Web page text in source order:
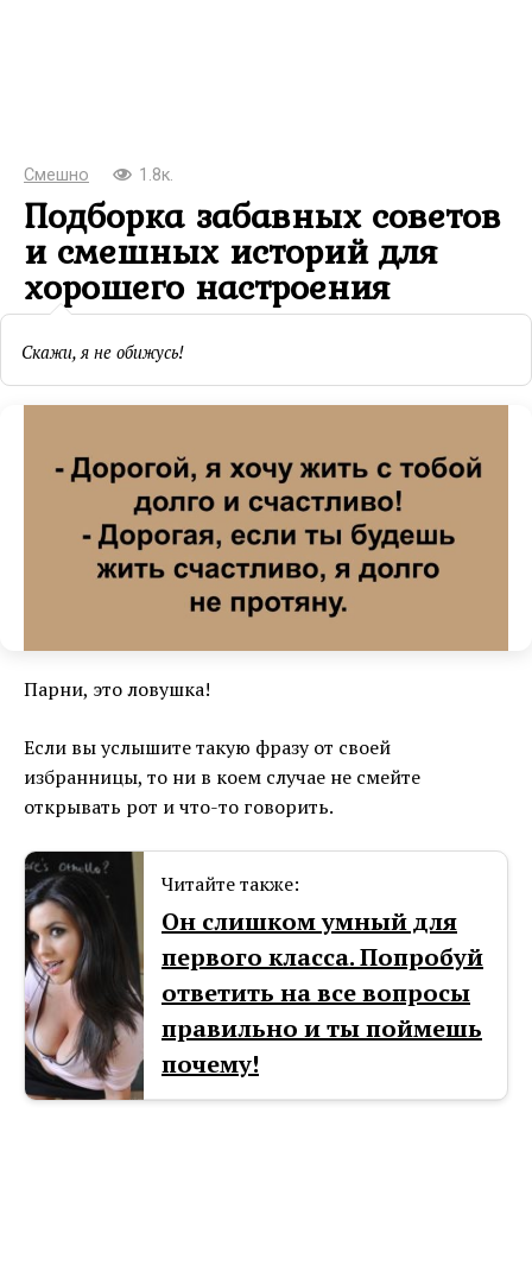
Смешно 1.8к.
Подборка забавных советов
и смешных историй для
хорошего настроения
Скажи, я не обижусь!
Парни, это ловушка!
Если вы услышите такую фразу от своей
избранницы, то ни в коем случае не смейте
открывать рот и что-то говорить.
Читайте также:
Он слишком умный для
первого класса. Попробуй
ответить на все вопросы
правильно и ты поймешь
почему!